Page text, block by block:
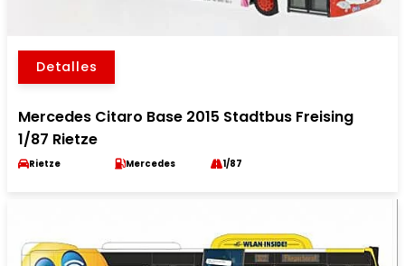
Detalles
Mercedes Citaro Base 2015 Stadtbus Freising
1/87 Rietze
Rietze Mercedes 1/87